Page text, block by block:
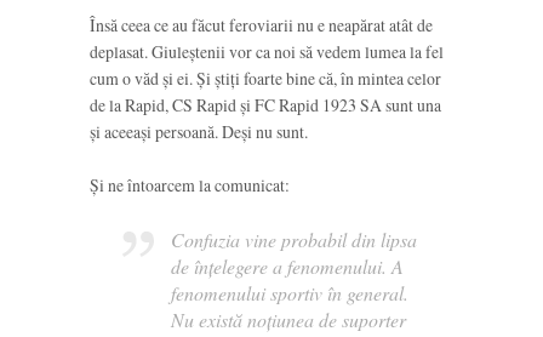
Însă ceea ce au făcut feroviarii nu e neapărat atât de
deplasat. Giuleștenii vor ca noi să vedem lumea la fel
cum o văd și ei. Și știți foarte bine că, în mintea celor
de la Rapid, CS Rapid și FC Rapid 1923 SA sunt una
și aceeași persoană. Deși nu sunt.
Și ne întoarcem la comunicat:
Confuzia vine probabil din lipsa
de înțelegere a fenomenului. A
fenomenului sportiv în general.
Nu există noțiunea de suporter